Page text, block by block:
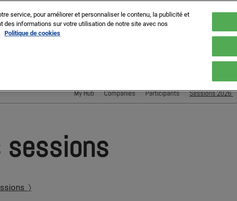
My Hub Companies Participants
Sessions 2026
sessions
〉
service, pour améliorer et personnaliser le contenu, la publicité et
des informations sur votre utilisation de notre site avec nos
Politique de cookies